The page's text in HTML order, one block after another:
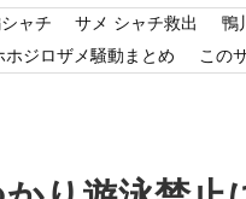
ャチ サメ シャチ救出 鴨
ホジロザメ騒動まとめ この